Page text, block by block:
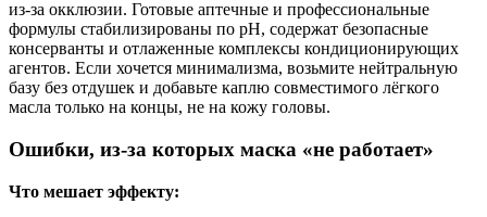
из‑за окклюзии. Готовые аптечные и профессиональные
формулы стабилизированы по pH, содержат безопасные
консерванты и отлаженные комплексы кондиционирующих
агентов. Если хочется минимализма, возьмите нейтральную
базу без отдушек и добавьте каплю совместимого лёгкого
масла только на концы, не на кожу головы.
Ошибки, из‑за которых маска «не работает»
Что мешает эффекту: